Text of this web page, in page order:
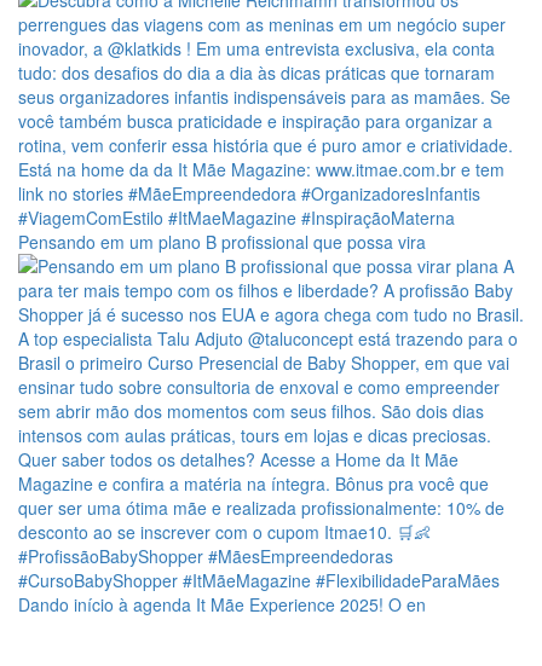
Pensando em um plano B profissional que possa vira
Dando início à agenda It Mãe Experience 2025! O en